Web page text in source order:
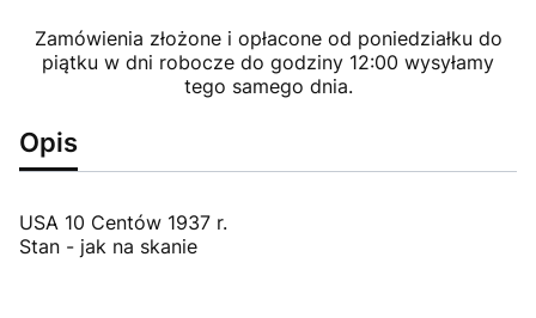
Zamówienia złożone i opłacone od poniedziałku do
piątku w dni robocze do godziny 12:00 wysyłamy
tego samego dnia.
Opis
USA 10 Centów 1937 r.
Stan - jak na skanie